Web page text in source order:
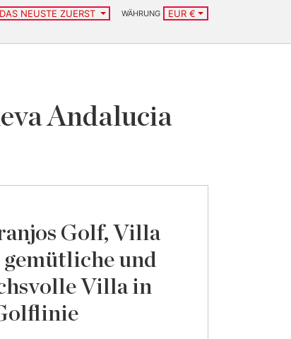
DAS NEUSTE ZUERST WÄHRUNG EUR €
Andalucia
Golf, Villa
und
Villa in